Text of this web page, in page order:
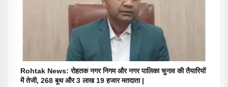
Rohtak News: रोहतक नगर निगम और नगर पालिका चुनाव की तैयारियों
में तेजी, 268 बूथ और 3 लाख 19 हजार मतदाता |